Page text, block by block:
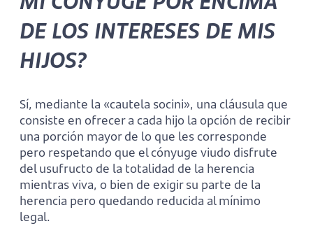
DE LOS INTERESES DE MIS
HIJOS?
Sí, mediante la «cautela socini», una cláusula que
consiste en ofrecer a cada hijo la opción de recibir
una porción mayor de lo que les corresponde
pero respetando que el cónyuge viudo disfrute
del usufructo de la totalidad de la herencia
mientras viva, o bien de exigir su parte de la
herencia pero quedando reducida al mínimo
legal.